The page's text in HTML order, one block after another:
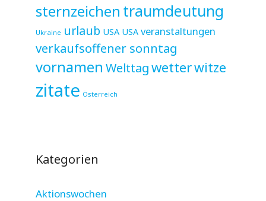
sternzeichen traumdeutung
Ukraine urlaub USA USA veranstaltungen
verkaufsoffener sonntag
vornamen Welttagwetterwitze
zitate Österreich
Kategorien
Aktionswochen